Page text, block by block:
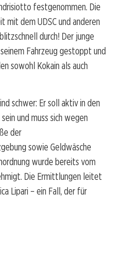
festgenommen. Die
mit dem UDSC und anderen
durch! Der junge
Fahrzeug gestoppt und
sowohl Kokain als auch
schwer: Er soll aktiv in den
und muss sich wegen
der
sowie Geldwäsche
wurde bereits vom
Die Ermittlungen leitet
Lipari – ein Fall, der für